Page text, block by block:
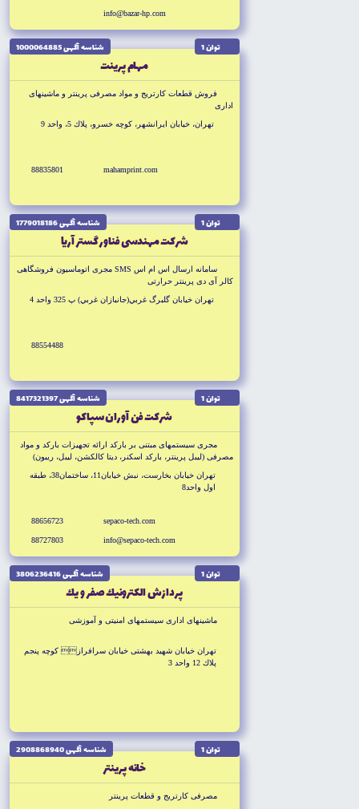
info@bazar-hp.com
توان 1 شناسه آگهى 1000064885
مهام پرينت
فروش قطعات کارتريج و مواد مصرفى پرينتر و ماشينهاى
ادارى
تهران، خيابان ايرانشهر، كوچه خسرو، پلاك 5، واحد 9
mahamprint.com
88835801
توان 1 شناسه آگهى 1779018186
شركت مهندسى فناور گستر آريا
سامانه ارسال اس ام اس SMS مجرى اتوماسيون فروشگاهى
كالر آى دى پرينتر حرارتى
تهران خيابان گلبرگ غربي(جانبازان غربي) پ 325 واحد 4
88554488
توان 1 شناسه آگهى 8417321397
شركت فن آوران سپاكو
مجرى سيستمهاى مبتنى بر باركد ارائه تجهيزات باركد و مواد
مصرفى (ليبل پرينتر، باركد اسكنر، ديتا كالكشن، ليبل، ريبون)
تهران خيابان بخارست، نبش خيابان11، ساختمان38، طبقه
اول واحد8
sepaco-tech.com
info@sepaco-tech.com
88656723
88727803
توان 1 شناسه آگهى 3806236416
پردازش الكترونيك صفر و يك
ماشينهاى ادارى سيستمهاى امنيتى و آموزشى
تهران خيابان شهيد بهشتى خيابان سرافراز كوچه پنجم
پلاك 12 واحد 3
توان 1 شناسه آگهى 2908868940
خانه پرينتر
مصرفى كارتريج و قطعات پرينتر